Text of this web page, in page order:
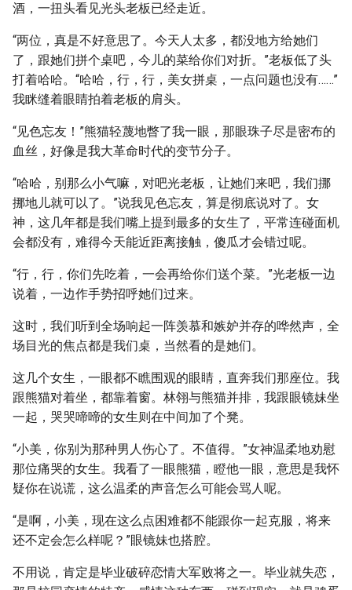
酒，一扭头看见光头老板已经走近。
“两位，真是不好意思了。今天人太多，都没地方给她们
了，跟她们拼个桌吧，今儿的菜给你们对折。”老板低了头
打着哈哈。“哈哈，行，行，美女拼桌，一点问题也没有……”
我眯缝着眼睛拍着老板的肩头。
“见色忘友！”熊猫轻蔑地瞥了我一眼，那眼珠子尽是密布的
血丝，好像是我大革命时代的变节分子。
“哈哈，别那么小气嘛，对吧光老板，让她们来吧，我们挪
挪地儿就可以了。”说我见色忘友，算是彻底说对了。女
神，这几年都是我们嘴上提到最多的女生了，平常连碰面机
会都没有，难得今天能近距离接触，傻瓜才会错过呢。
“行，行，你们先吃着，一会再给你们送个菜。”光老板一边
说着，一边作手势招呼她们过来。
这时，我们听到全场响起一阵羡慕和嫉妒并存的哗然声，全
场目光的焦点都是我们桌，当然看的是她们。
这几个女生，一眼都不瞧围观的眼睛，直奔我们那座位。我
跟熊猫对着坐，都靠着窗。林翎与熊猫并排，我跟眼镜妹坐
一起，哭哭啼啼的女生则在中间加了个凳。
“小美，你别为那种男人伤心了。不值得。”女神温柔地劝慰
那位痛哭的女生。我看了一眼熊猫，瞪他一眼，意思是我怀
疑你在说谎，这么温柔的声音怎么可能会骂人呢。
“是啊，小美，现在这么点困难都不能跟你一起克服，将来
还不定会怎么样呢？”眼镜妹也搭腔。
不用说，肯定是毕业破碎恋情大军败将之一。毕业就失恋，